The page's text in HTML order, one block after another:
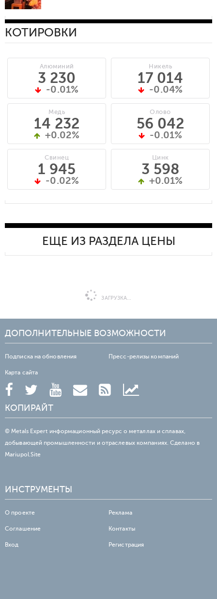
КОТИРОВКИ
Алюминий
3 230
-0.01%
Медь
14 232
+0.02%
Свинец
1 945
-0.02%
Никель
17 014
-0.04%
Олово
56 042
-0.01%
Цинк
3 598
+0.01%
ЕЩЕ ИЗ РАЗДЕЛА ЦЕНЫ
ЗАГРУЗКА...
ДОПОЛНИТЕЛЬНЫЕ ВОЗМОЖНОСТИ
Подписка на обновления Пресс-релизы компаний
Карта сайта
КОПИРАЙТ
© Metals Expert информационный ресурс о металлах и сплавах,
добывающей промышленности и отраслевых компаниях. Сделано в
Mariupol.Site
ИНСТРУМЕНТЫ
О проекте Реклама
Соглашение Контакты
Вход Регистрация